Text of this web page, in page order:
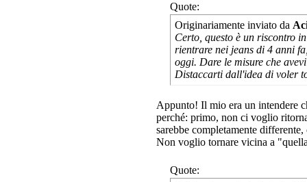
Quote:
Originariamente inviato da
Certo, questo è un riscontro
rientrare nei jeans di 4 anni
oggi. Dare le misure che
Distaccarti dall'idea di voler
Appunto! Il mio era un intendere
perché: primo, non ci voglio
sarebbe completamente
Non voglio tornare vicina a
Quote: